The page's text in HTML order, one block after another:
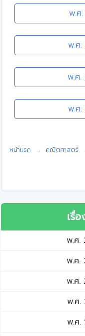
พ.ศ
พ.ศ.
พ.ศ.
พ.ศ.
หน้าแรก คณิตศาสตร์
เรื่
พ.ศ.
พ.ศ.
พ.ศ.
พ.ศ.
พ.ศ.